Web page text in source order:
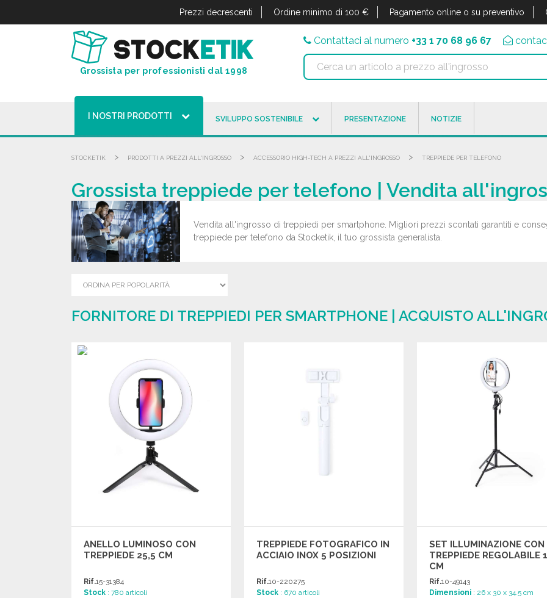
Prezzi decrescenti Ordine minimo di 100 € Pagamento online o su preventivo
Grossista per professionisti dal 1998
Contattaci al numero +33 1 70 68 96 67
I NOSTRI PRODOTTI SVILUPPO SOSTENIBILE PRESENTAZIONE NOTIZIE
STOCKETIK > PRODOTTI A PREZZI ALL'INGROSSO > ACCESSORIO HIGH-TECH A PREZZI ALL'INGROSSO > TREPPIEDE PER TELEFONO
Grossista treppiede per telefono | Vendita
Vendita all'ingrosso di treppiedi per smartphone. Migliori prezzi scontati garantiti e
treppiede per telefono da Stocketik, il tuo grossista generalista.
FORNITORE DI TREPPIEDI PER SMARTPHONE | ACQUISTO
ANELLO LUMINOSO CON
TREPPIEDE 25,5 CM
Rif.15-31384
Stock : 780 articoli
TREPPIEDE FOTOGRAFICO IN
ACCIAIO INOX 5 POSIZIONI
Rif.10-220275
Stock : 670 articoli
SET ILLUMINAZIONE CON
TREPPIEDE REGOLABILE
CM
Rif.10-49143
Dimensioni : 26 x 30 x 34.5 cm